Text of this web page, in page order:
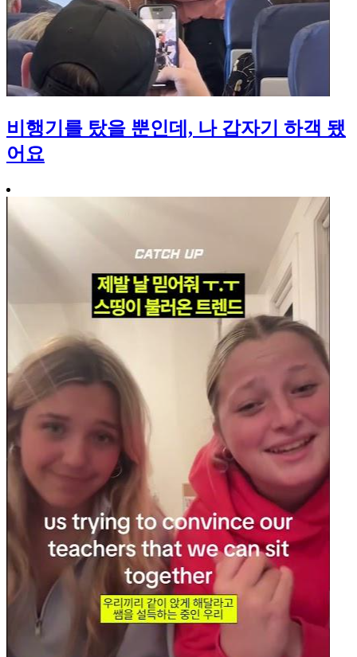
비행기를 탔을 뿐인데, 나 갑자기 하객 됐
어요